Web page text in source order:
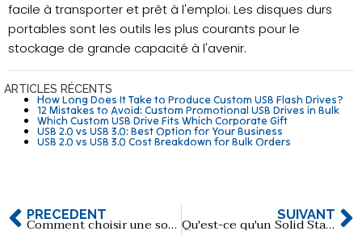
facile à transporter et prêt à l'emploi. Les disques durs
portables sont les outils les plus courants pour le
stockage de grande capacité à l'avenir.
ARTICLES RÉCENTS
How Long Does It Take to Produce Custom USB Flash Drives?
12 Mistakes to Avoid: Custom Promotional USB Drives in Bulk
Which Custom USB Drive Fits Which Corporate Gift
USB 2.0 vs USB 3.0: Best Option for Your Business
USB 2.0 vs USB 3.0 Cost Breakdown for Bulk Orders
PRÉCÉDENT Comment choisir une solution de clé USB pour les applications de diagnostic médical ? SUIVANT
Qu'est-ce qu'un Solid State Drive (SSD) ?